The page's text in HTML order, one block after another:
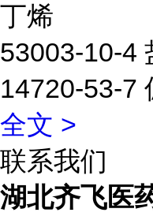
丁烯
53003-10-4
14720-53-7
全文 >
联系我们
湖北齐飞医